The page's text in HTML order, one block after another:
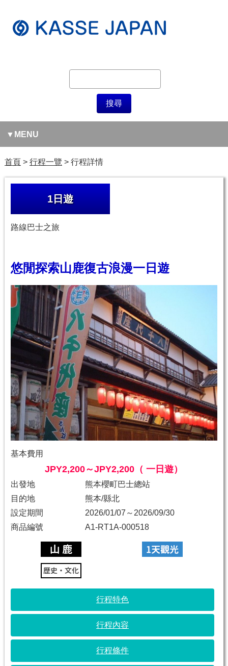
MENU
首頁 行程一覽 行程詳情
1日遊
路線巴士之旅
悠閒探索山鹿復古浪漫一日遊
基本費用
JPY2,200～JPY2,200（ 一日遊）
出發地
熊本櫻町巴士總站
目的地
熊本/縣北
設定期間
2026/01/07～2026/09/30
商品編號
A1-RT1A-000518
行程特色
行程內容
行程條件